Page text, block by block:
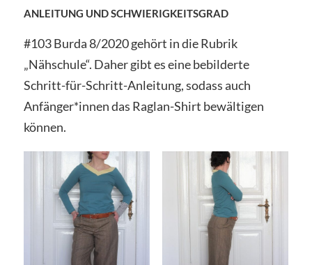
ANLEITUNG UND SCHWIERIGKEITSGRAD
#103 Burda 8/2020 gehört in die Rubrik
„Nähschule“. Daher gibt es eine bebilderte
Schritt-für-Schritt-Anleitung, sodass auch
Anfänger*innen das Raglan-Shirt bewältigen
können.